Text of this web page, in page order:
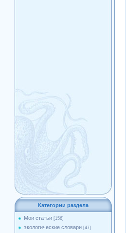
Категории раздела
Мои статьи [156]
экологические словари [47]